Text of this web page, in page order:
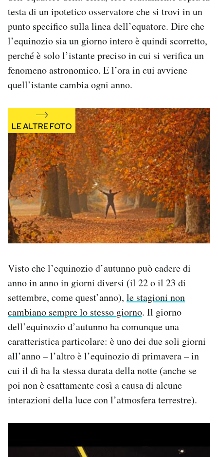
AREA PERSONALE
Area Personale
Newsletter
Hai bisogno di aiuto?
testa di un ipotetico osservatore che si trovi in un
punto specifico sulla linea dell’equatore. Dire che
l’equinozio sia un giorno intero è quindi scorretto,
perché è solo l’istante preciso in cui si verifica un
fenomeno astronomico. E l’ora in cui avviene
quell’istante cambia ogni anno.
Visto che l’equinozio d’autunno può cadere di
anno in anno in giorni diversi (il 22 o il 23 di
settembre, come quest’anno), le stagioni non
cambiano sempre lo stesso giorno. Il giorno
dell’equinozio d’autunno ha comunque una
caratteristica particolare: è uno dei due soli giorni
all’anno – l’altro è l’equinozio di primavera – in
cui il dì ha la stessa durata della notte (anche se
poi non è esattamente così a causa di alcune
interazioni della luce con l’atmosfera terrestre).